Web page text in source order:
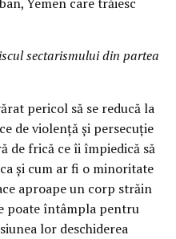
sectarismului din partea
pericol să se reducă la
de violență și persecuție
de frică ce îi împiedică să
ca și cum ar fi o minoritate
aproape un corp străin
poate întâmpla pentru
lor deschiderea